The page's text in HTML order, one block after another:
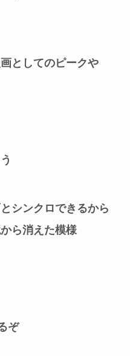
としてのピークや
シンクロできるから
ら消えた模様
ぞ